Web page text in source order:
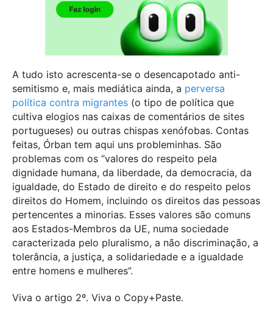
A tudo isto acrescenta-se o desencapotado anti-
semitismo e, mais mediática ainda, a perversa
política contra migrantes (o tipo de política que
cultiva elogios nas caixas de comentários de sites
portugueses) ou outras chispas xenófobas. Contas
feitas, Órban tem aqui uns probleminhas. São
problemas com os “valores do respeito pela
dignidade humana, da liberdade, da democracia, da
igualdade, do Estado de direito e do respeito pelos
direitos do Homem, incluindo os direitos das pessoas
pertencentes a minorias. Esses valores são comuns
aos Estados-Membros da UE, numa sociedade
caracterizada pelo pluralismo, a não discriminação, a
tolerância, a justiça, a solidariedade e a igualdade
entre homens e mulheres”.
Viva o artigo 2º. Viva o Copy+Paste.